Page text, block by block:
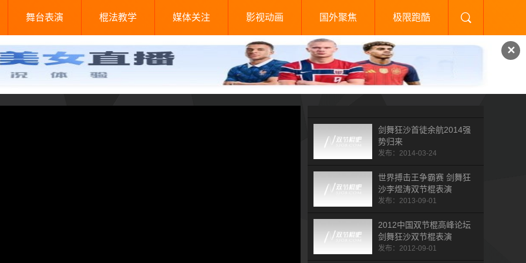
✕
舞台表演 棍法教学 媒体关注 影视动画 国外聚焦 极限跑酷
剑舞狂沙首徒余航2014强
势归来
发布：2014-03-24
世界搏击王争霸赛 剑舞狂
沙李煜涛双节棍表演
发布：2013-09-01
2012中国双节棍高峰论坛
剑舞狂沙双节棍表演
发布：2012-09-01